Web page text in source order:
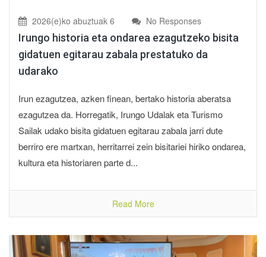
2026(e)ko abuztuak 6 No Responses
Irungo historia eta ondarea ezagutzeko bisita
gidatuen egitarau zabala prestatuko da
udarako
Irun ezagutzea, azken finean, bertako historia aberatsa
ezagutzea da. Horregatik, Irungo Udalak eta Turismo
Sailak udako bisita gidatuen egitarau zabala jarri dute
berriro ere martxan, herritarrei zein bisitariei hiriko ondarea,
kultura eta historiaren parte d...
Read More